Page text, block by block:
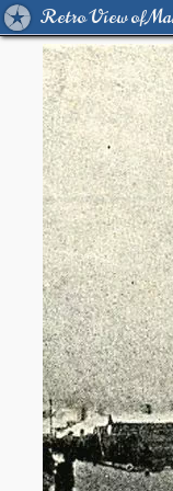
Retro View of